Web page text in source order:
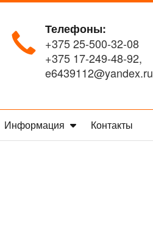
Телефоны:
+375 25-500-32-08
+375 17-249-48-92,
e6439112@yandex.ru
Информация Контакты